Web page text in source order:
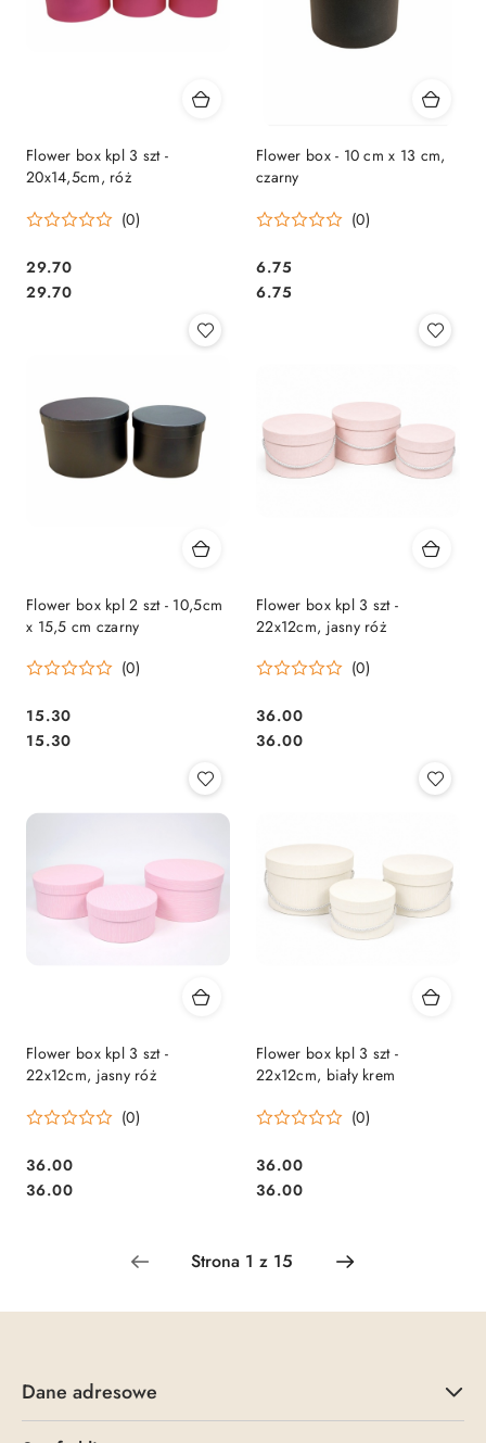
Flower box kpl 3 szt -
20x14,5cm, róż
(0)
Cena:
29.70
Cena:
29.70
Flower box - 10 cm x 13 cm,
czarny
(0)
Cena:
6.75
Cena:
6.75
Flower box kpl 2 szt - 10,5cm
x 15,5 cm czarny
(0)
Cena:
15.30
Cena:
15.30
Flower box kpl 3 szt -
22x12cm, jasny róż
(0)
Cena:
36.00
Cena:
36.00
Flower box kpl 3 szt -
22x12cm, jasny róż
(0)
Cena:
36.00
Cena:
36.00
Flower box kpl 3 szt -
22x12cm, biały krem
(0)
Cena:
36.00
Cena:
36.00
Dane adresowe